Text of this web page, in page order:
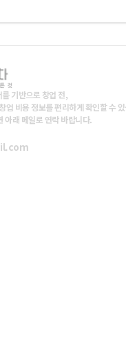
기반으로 창업 전,
업 비용 정보를 편리하게 확인할 수
아래 메일로 연락 바랍니다.